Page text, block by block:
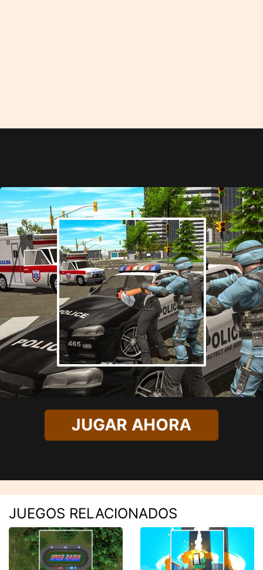
JUGAR AHORA
JUEGOS RELACIONADOS